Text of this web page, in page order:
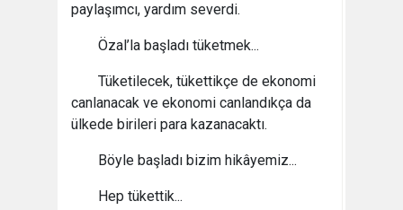
paylaşımcı, yardım severdi.
Özal’la başladı tüketmek...
Tüketilecek, tükettikçe de ekonomi
canlanacak ve ekonomi canlandıkça da
ülkede birileri para kazanacaktı.
Böyle başladı bizim hikâyemiz...
Hep tükettik...